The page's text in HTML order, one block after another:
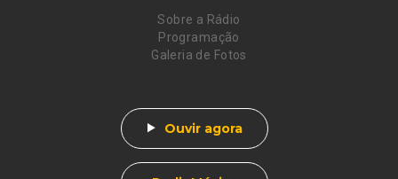
Sobre a Rádio
Programação
Galeria de Fotos
Ouvir agora